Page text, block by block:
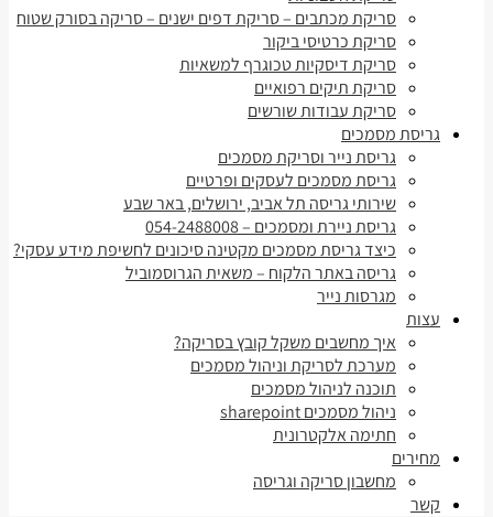
סריקת מכתבים – סריקת דפים ישנים – סריקה בסורק שטוח
סריקת כרטיסי ביקור
סריקת דיסקיות טכוגרף למשאיות
סריקת תיקים רפואיים
סריקת עבודות שורשים
גריסת מסמכים
גריסת נייר וסריקת מסמכים
גריסת מסמכים לעסקים ופרטיים
שירותי גריסה תל אביב, ירושלים, באר שבע
גריסת ניירת ומסמכים – 054-2488008
כיצד גריסת מסמכים מקטינה סיכונים לחשיפת מידע עסקי?
גריסה באתר הלקוח – משאית הגרוסמוביל
מגרסות נייר
עצות
איך מחשבים משקל קובץ בסריקה?
מערכת לסריקת וניהול מסמכים
תוכנה לניהול מסמכים
ניהול מסמכים sharepoint
חתימה אלקטרונית
מחירים
מחשבון סריקה וגריסה
קשר